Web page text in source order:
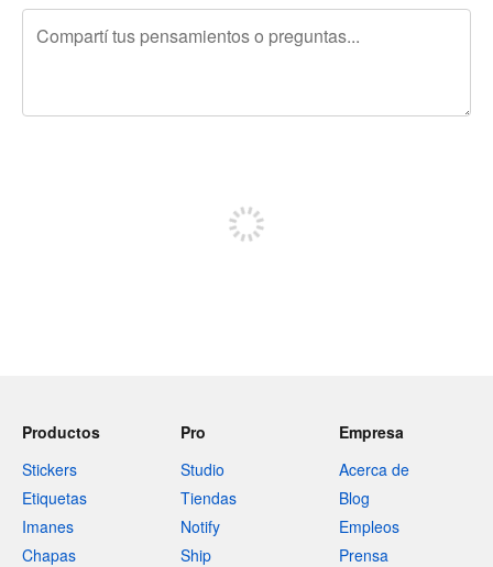
Productos
Stickers
Etiquetas
Imanes
Chapas
Pro
Studio
Tiendas
Notify
Ship
Empresa
Acerca de
Blog
Empleos
Prensa